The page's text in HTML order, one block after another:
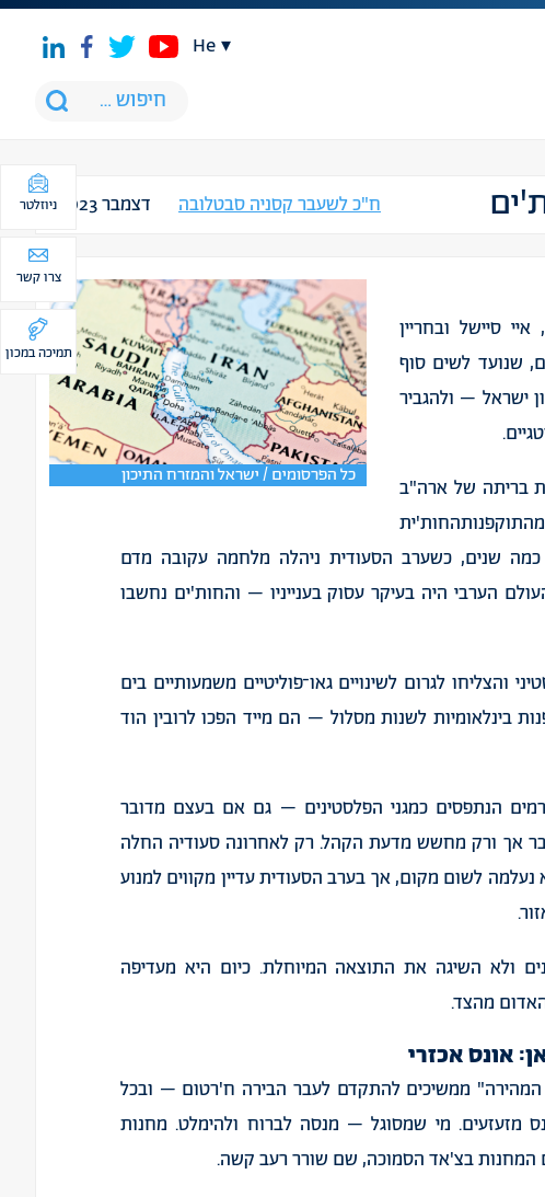
he
ח"כ לשעבר קסניה סבטלובה דצמבר 2023
כל הפרסומים / ישראל והמזרח התיכון
,איי סיישל ובחריין
, שנועד לשים סוף
ישראל – ולהגביר
.
בריתה של ארה"ב
מהתוקפנותהחות'ית
כמה שנים, כשערב הסעודית ניהלה מלחמה עקובה מדם
הערבי היה בעיקר עסוק בענייניו – והחות'ים נחשבו
והצליחו לגרום לשינויים גאו־פוליטיים משמעותיים בים
בינלאומיות לשנות מסלול – הם מייד הפכו לרובין הוד
הנתפסים כמגני הפלסטינים – גם אם בעצם מדובר
אך ורק מחשש מדעת הקהל. רק לאחרונה סעודיה החלה
נעלמה לשום מקום,אך בערב הסעודיתעדיין מקווים למנוע
.
ולא השיגה את התוצאה המיוחלת.כיום היא מעדיפה
מהצד.
: אונסאכזרי
המהירה" ממשיכים להתקדם לעבר הבירה ח'רטום – ובכל
מזעזעים. מי שמסוגל– מנסה לברוח ולהימלט. מחנות
המחנותבצ'אד הסמוכה, שם שורררעב קשה.
ניוזלטר
צרו קשר
תמיכה במכון